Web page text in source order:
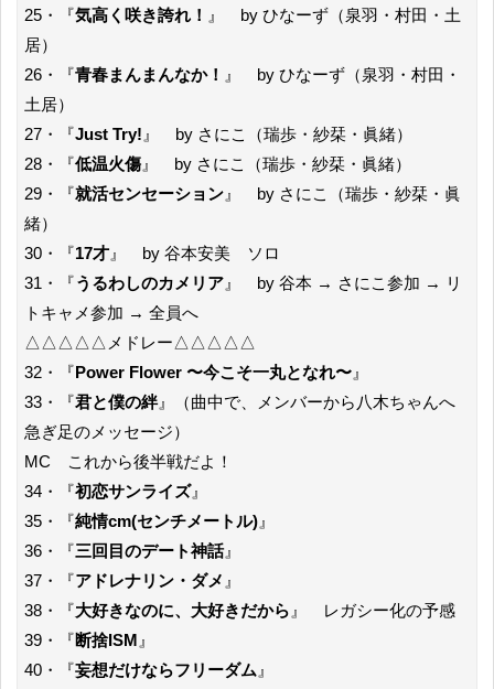
25・『気高く咲き誇れ！ 』 by ひなーず（泉羽・村田・土
居）
26・『青春まんまんなか！ 』 by ひなーず（泉羽・村田・
土居）
27・『Just Try! 』 by さにこ（瑞歩・紗栞・眞緒）
28・『低温火傷 』 by さにこ（瑞歩・紗栞・眞緒）
29・『就活センセーション 』 by さにこ（瑞歩・紗栞・眞
緒）
30・『17才 』 by 谷本安美 ソロ
31・『うるわしのカメリア 』 by 谷本 → さにこ参加 → リ
トキャメ参加 → 全員へ
△△△△△メドレー△△△△△
32・『Power Flower 〜今こそ一丸となれ〜 』
33・『君と僕の絆』（曲中で、メンバーから八木ちゃんへ
急ぎ足のメッセージ）
MC これから後半戦だよ！
34・『初恋サンライズ』
35・『純情cm(センチメートル) 』
36・『三回目のデート神話』
37・『アドレナリン・ダメ 』
38・『大好きなのに、大好きだから 』 レガシー化の予感
39・『断捨ISM 』
40・『妄想だけならフリーダム 』